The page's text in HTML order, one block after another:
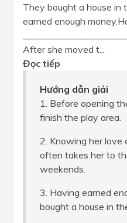
They bought a house
earned enough
After she moved t...
Đọc tiếp
Hướng dẫn giải
1. Before opening
finish the play area.
2. Knowing her love
often takes her to
weekends.
3. Having earned
bought a house in